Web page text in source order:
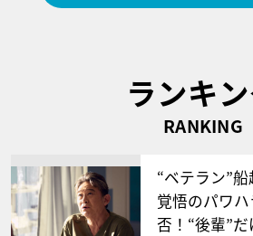
ランキ
RANKING
“ベテラン”
覚悟のパワ
否！“後輩”